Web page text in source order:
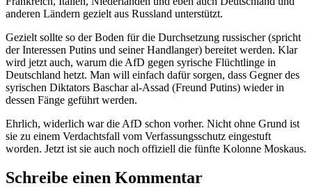
anderen Ländern gezielt aus Russland unterstützt.
Gezielt sollte so der Boden für die Durchsetzung russischer (spricht
der Interessen Putins und seiner Handlanger) bereitet werden. Klar
wird jetzt auch, warum die AfD gegen syrische Flüchtlinge in
Deutschland hetzt. Man will einfach dafür sorgen, dass Gegner des
syrischen Diktators Baschar al-Assad (Freund Putins) wieder in
dessen Fänge geführt werden.
Ehrlich, widerlich war die AfD schon vorher. Nicht ohne Grund ist
sie zu einem Verdachtsfall vom Verfassungsschutz eingestuft
worden. Jetzt ist sie auch noch offiziell die fünfte Kolonne Moskaus.
Schreibe einen Kommentar